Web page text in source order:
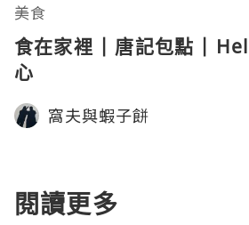
美食
食在家裡 | 唐記包點 |
心
窩夫與蝦子餅
閱讀更多